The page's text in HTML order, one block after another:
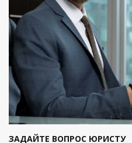
ЗАДАЙТЕ ВОПРОС ЮРИСТУ